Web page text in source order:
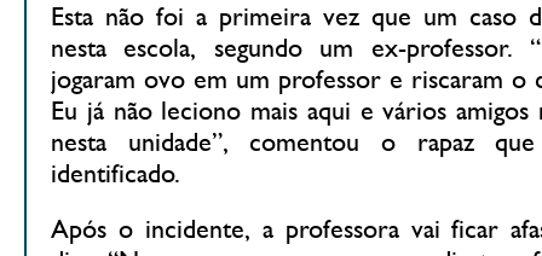
Esta não foi a primeira vez que um caso
nesta escola, segundo um ex-professor.
jogaram ovo em um professor e riscaram o
Eu já não leciono mais aqui e vários
nesta unidade”, comentou o rapaz
identificado.
Após o incidente, a professora vai ficar